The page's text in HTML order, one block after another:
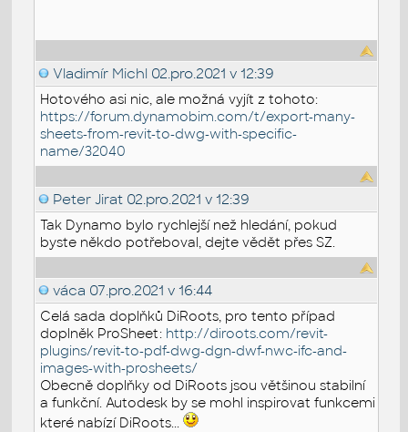
Vladimír Michl 02.pro.2021 v 12:39
Hotového asi nic, ale možná vyjít z tohoto:
https://forum.dynamobim.com/t/export-many-
sheets-from-revit-to-dwg-with-specific-
name/32040
Peter Jirat 02.pro.2021 v 12:39
Tak Dynamo bylo rychlejší než hledání, pokud
byste někdo potřeboval, dejte vědět přes SZ.
váca 07.pro.2021 v 16:44
Celá sada doplňků DiRoots, pro tento případ
doplněk ProSheet: http://diroots.com/revit-
plugins/revit-to-pdf-dwg-dgn-dwf-nwc-ifc-and-
images-with-prosheets/
Obecně doplňky od DiRoots jsou většinou stabilní
a funkční. Autodesk by se mohl inspirovat funkcemi
které nabízí DiRoots...